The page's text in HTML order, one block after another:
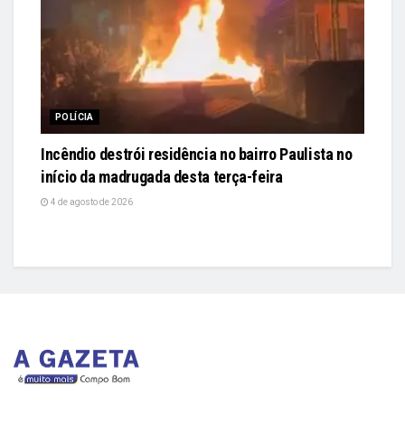
POLÍCIA
Incêndio destrói residência no bairro Paulista no
início da madrugada desta terça-feira
4 de agosto de 2026